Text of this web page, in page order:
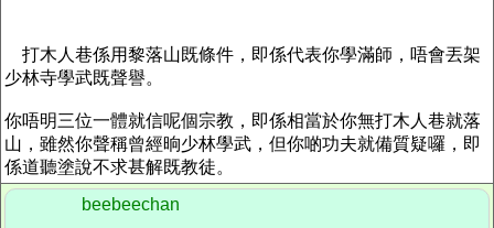
打木人巷係用黎落山既條件，即係代表你學滿師，唔會丟架
少林寺學武既聲譽。
你唔明三位一體就信呢個宗教，即係相當於你無打木人巷就落
山，雖然你聲稱曾經晌少林學武，但你啲功夫就備質疑囉，即
係道聽塗說不求甚解既教徒。
beebeechan